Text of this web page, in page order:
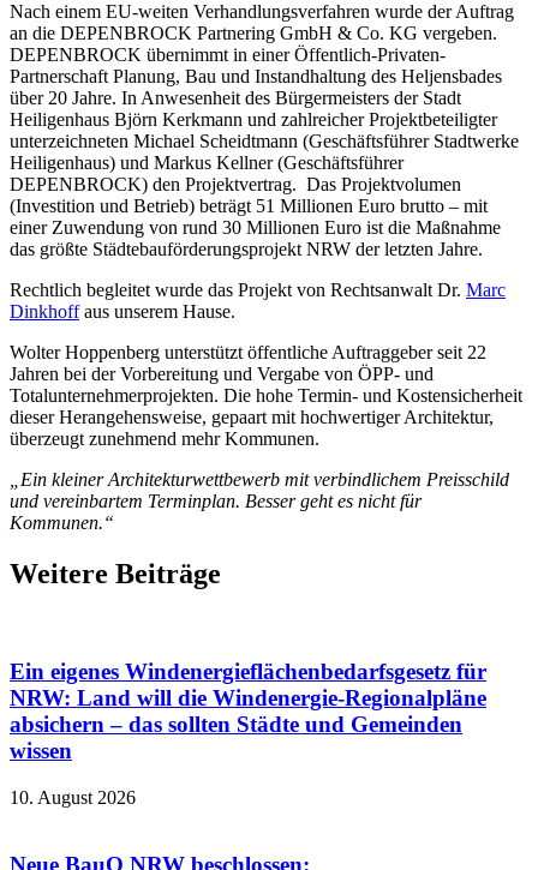
Nach einem EU-weiten Verhandlungsverfahren wurde der Auftrag
an die DEPENBROCK Partnering GmbH & Co. KG vergeben.
DEPENBROCK übernimmt in einer Öffentlich-Privaten-
Partnerschaft Planung, Bau und Instandhaltung des Heljensbades
über 20 Jahre. In Anwesenheit des Bürgermeisters der Stadt
Heiligenhaus Björn Kerkmann und zahlreicher Projektbeteiligter
unterzeichneten Michael Scheidtmann (Geschäftsführer Stadtwerke
Heiligenhaus) und Markus Kellner (Geschäftsführer
DEPENBROCK) den Projektvertrag. Das Projektvolumen
(Investition und Betrieb) beträgt 51 Millionen Euro brutto – mit
einer Zuwendung von rund 30 Millionen Euro ist die Maßnahme
das größte Städtebauförderungsprojekt NRW der letzten Jahre.
Rechtlich begleitet wurde das Projekt von Rechtsanwalt Dr. Marc
Dinkhoffaus unserem Hause.
Wolter Hoppenberg unterstützt öffentliche Auftraggeber seit 22
Jahren bei der Vorbereitung und Vergabe von ÖPP- und
Totalunternehmerprojekten. Die hohe Termin- und Kostensicherheit
dieser Herangehensweise, gepaart mit hochwertiger Architektur,
überzeugt zunehmend mehr Kommunen.
„Ein kleiner Architekturwettbewerb mit verbindlichem Preisschild
und vereinbartem Terminplan. Besser geht es nicht für
Kommunen.“
Weitere Beiträge
Ein eigenes Windenergieflächenbedarfsgesetz für
NRW: Land will die Windenergie-Regionalpläne
absichern – das sollten Städte und Gemeinden
wissen
10. August 2026
Neue BauO NRW beschlossen: